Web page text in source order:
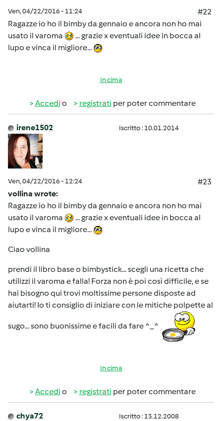
Ven, 04/22/2016 - 11:24
#22
Ragazze io ho il bimby da gennaio e ancora non ho mai
usato il varoma
... grazie x eventuali idee in bocca al
lupo e vinca il migliore...
In cima
Accedi o registrati per poter commentare
irene1502 Iscritto : 10.01.2014
Ven, 04/22/2016 - 12:24
#23
vollina wrote:
Ragazze io ho il bimby da gennaio e ancora non ho mai
usato il varoma
... grazie x eventuali idee in bocca al
lupo e vinca il migliore...
Ciao vollina
prendi il libro base o bimbystick... scegli una ricetta che
utilizzi il varoma e falla! Forza non è poi così difficile, e se
hai bisogno qui trovi moltissime persone disposte ad
aiutarti! Io ti consiglio di iniziare con le mitiche polpette al
sugo... sono buonissime e facili da fare ^_^
In cima
Accedi o registrati per poter commentare
chya72 Iscritto : 13.12.2008